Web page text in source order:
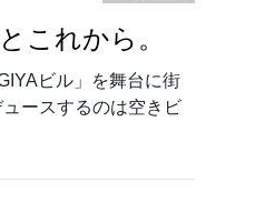
これから。
ビル」を舞台に街
ースするのは空きビ